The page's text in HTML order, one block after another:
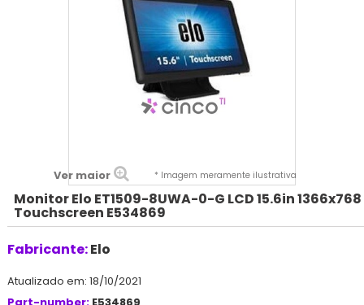
Ver maior * Imagem meramente ilustrativa
Monitor Elo ET1509-8UWA-0-G LCD 15.6in 1366x768
Touchscreen E534869
Fabricante:Elo
Atualizado em: 18/10/2021
Part-number: E534869